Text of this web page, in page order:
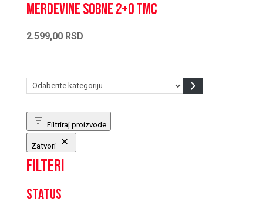
Merdevine sobne 2+0 TMC
2.599,00 RSD
Odaberite
Filtriraj proizvode
Zatvori
Filteri
Status